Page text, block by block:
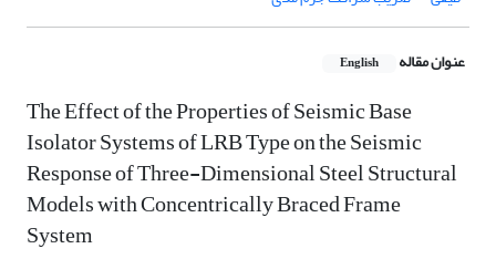
عنوان مقاله English
The Effect of the Properties of Seismic Base
Isolator Systems of LRB Type on the Seismic
Response of Three-Dimensional Steel Structural
Models with Concentrically Braced Frame
System